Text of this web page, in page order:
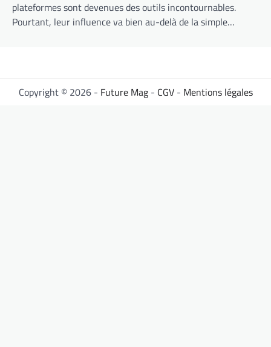
plateformes sont devenues des outils incontournables.
Pourtant, leur influence va bien au-delà de la simple…
Copyright © 2026 - Future Mag- CGV- Mentions légales